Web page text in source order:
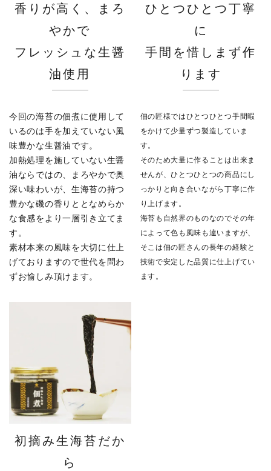
香りが高く、まろ
やかで
フレッシュな生醤
油使用
今回の海苔の佃煮に使用して
いるのは手を加えていない風
味豊かな生醤油です。
加熱処理を施していない生醤
油ならではの、まろやかで奥
深い味わいが、生海苔の持つ
豊かな磯の香りととなめらか
な食感をより一層引き立てま
す。
素材本来の風味を大切に仕上
げておりますので世代を問わ
ずお愉しみ頂けます。
ひとつひとつ丁寧
に
手間を惜しまず作
ります
佃の匠様ではひとつひとつ手間暇
をかけて少量ずつ製造していま
す。
そのため大量に作ることは出来ま
せんが、ひとつひとつの商品にし
っかりと向き合いながら丁寧に作
り上げます。
海苔も自然界のものなのでその年
によって色も風味も違いますが、
そこは佃の匠さんの長年の経験と
技術で安定した品質に仕上げてい
ます。
初摘み生海苔だか
ら